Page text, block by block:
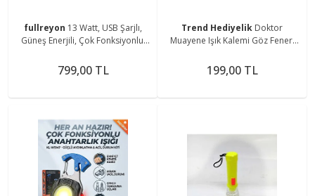
fullreyon 13 Watt, USB Şarjlı,
Güneş Enerjili, Çok Fonksiyonlu,
Kamp Feneri
799,00 TL
Trend Hediyelik Doktor
Muayene Işık Kalemi Göz Feneri
Kalemi Penlight
199,00 TL